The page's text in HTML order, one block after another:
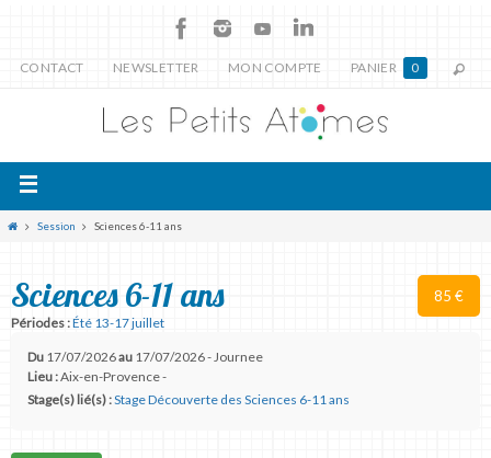
CONTACT NEWSLETTER MON COMPTE PANIER 0
Session Sciences 6-11 ans
85 €
Sciences 6-11 ans
Périodes :Été 13-17 juillet
Du 17/07/2026au 17/07/2026 - Journee
Lieu :Aix-en-Provence -
Stage(s) lié(s) :Stage Découverte des Sciences 6-11 ans